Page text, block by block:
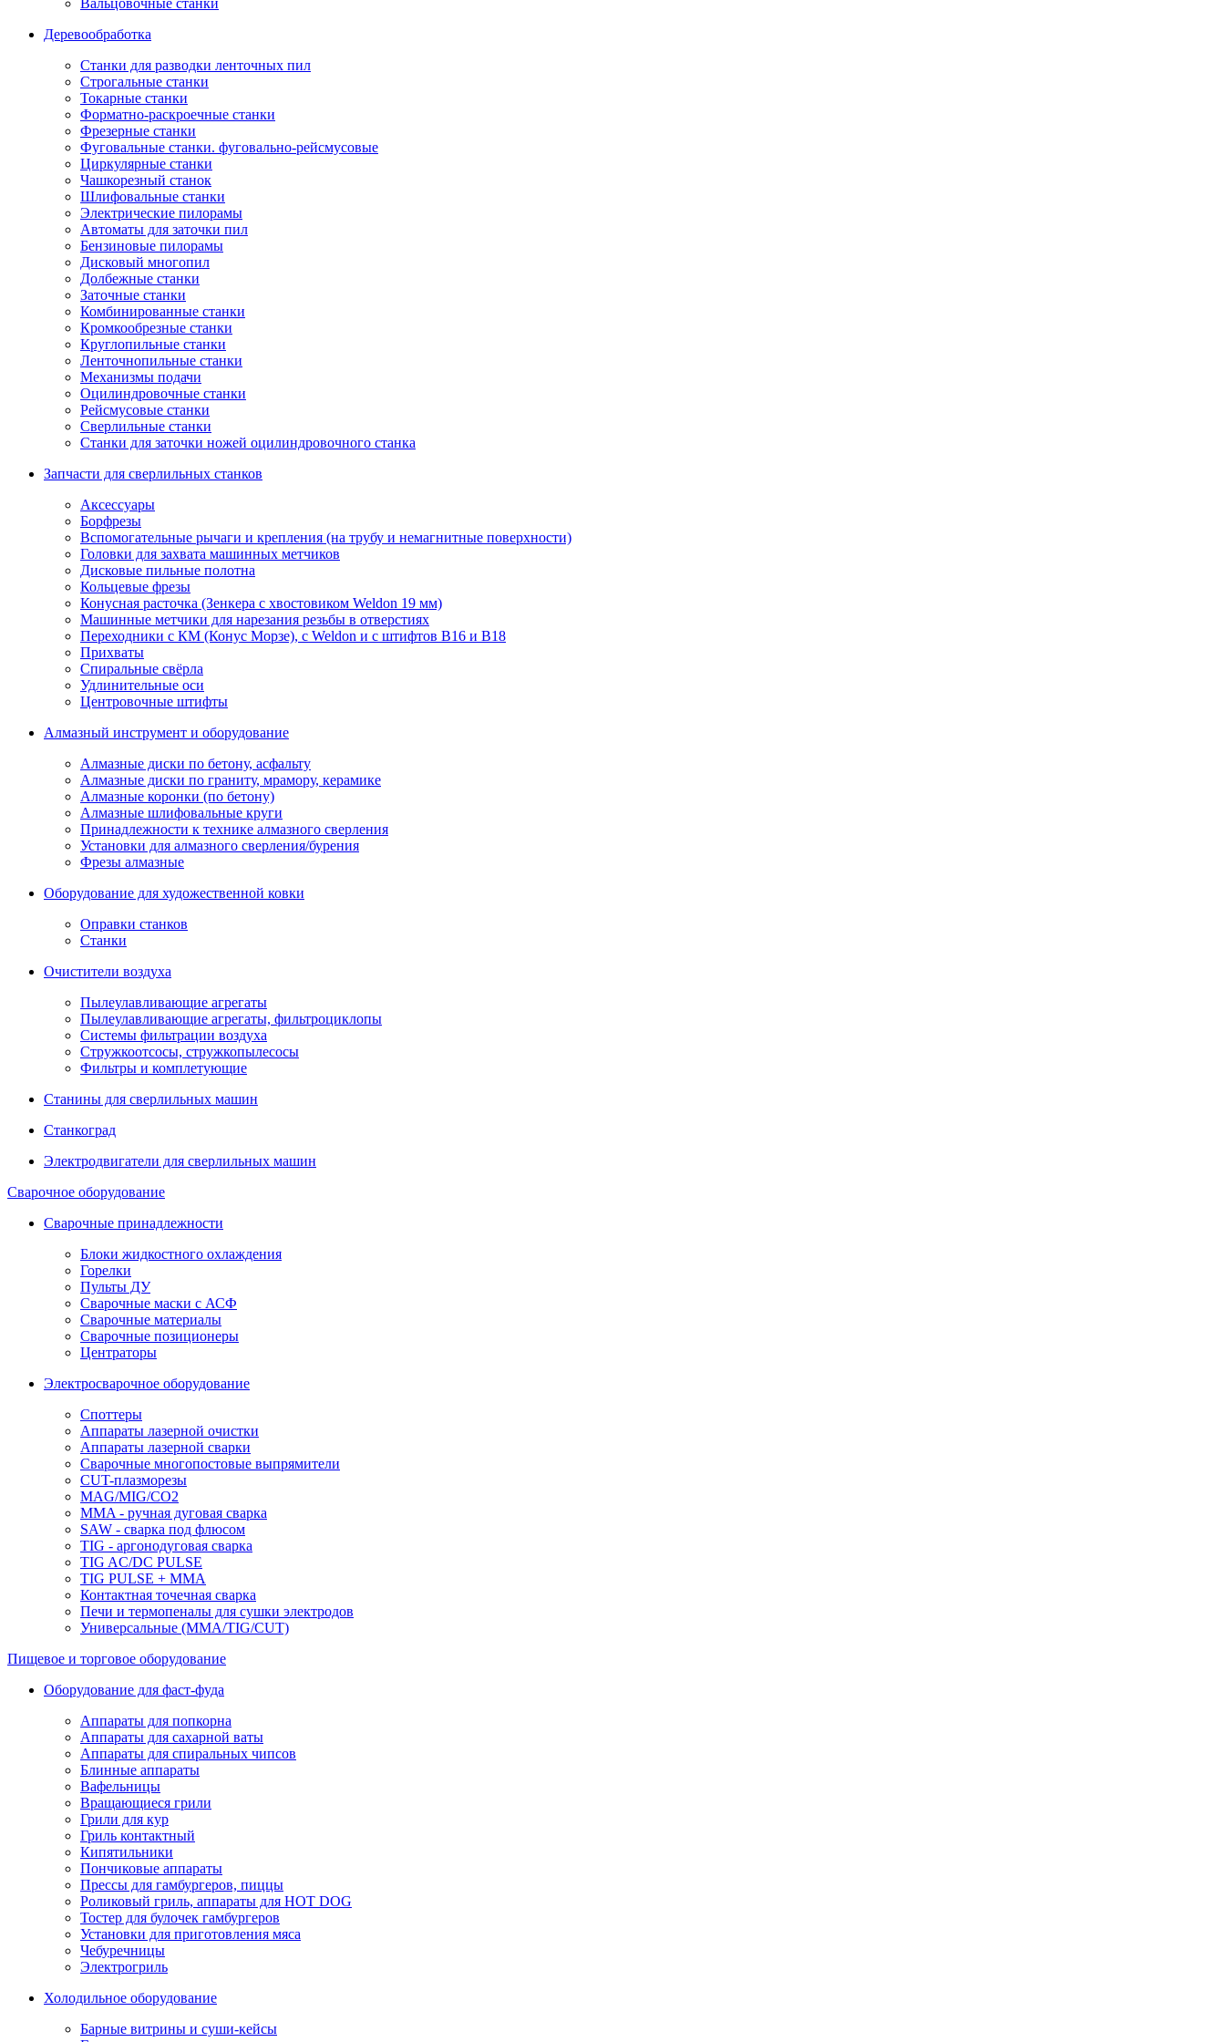
Вальцовочные станки
Деревообработка
Станки для разводки ленточных пил
Строгальные станки
Токарные станки
Форматно-раскроечные станки
Фрезерные станки
Фуговальные станки. фуговально-рейсмусовые
Циркулярные станки
Чашкорезный станок
Шлифовальные станки
Электрические пилорамы
Автоматы для заточки пил
Бензиновые пилорамы
Дисковый многопил
Долбежные станки
Заточные станки
Комбинированные станки
Кромкообрезные станки
Круглопильные станки
Ленточнопильные станки
Механизмы подачи
Оцилиндровочные станки
Рейсмусовые станки
Сверлильные станки
Станки для заточки ножей оцилиндровочного станка
Запчасти для сверлильных станков
Аксессуары
Борфрезы
Вспомогательные рычаги и крепления (на трубу и немагнитные поверхности)
Головки для захвата машинных метчиков
Дисковые пильные полотна
Кольцевые фрезы
Конусная расточка (Зенкера с хвостовиком Weldon 19 мм)
Машинные метчики для нарезания резьбы в отверстиях
Переходники с КМ (Конус Морзе), с Weldon и с штифтов В16 и В18
Прихваты
Спиральные свёрла
Удлинительные оси
Центровочные штифты
Алмазный инструмент и оборудование
Алмазные диски по бетону, асфальту
Алмазные диски по граниту, мрамору, керамике
Алмазные коронки (по бетону)
Алмазные шлифовальные круги
Принадлежности к технике алмазного сверления
Установки для алмазного сверления/бурения
Фрезы алмазные
Оборудование для художественной ковки
Оправки станков
Станки
Очистители воздуха
Пылеулавливающие агрегаты
Пылеулавливающие агрегаты, фильтроциклопы
Системы фильтрации воздуха
Стружкоотсосы, стружкопылесосы
Фильтры и комплетующие
Станины для сверлильных машин
Станкоград
Электродвигатели для сверлильных машин
Сварочное оборудование
Сварочные принадлежности
Блоки жидкостного охлаждения
Горелки
Пульты ДУ
Сварочные маски с АСФ
Сварочные материалы
Сварочные позиционеры
Центраторы
Электросварочное оборудование
Споттеры
Аппараты лазерной очистки
Аппараты лазерной сварки
Сварочные многопостовые выпрямители
CUT-плазморезы
MAG/MIG/CO2
MMA - ручная дуговая сварка
SAW - сварка под флюсом
TIG - аргонодуговая сварка
TIG AC/DC PULSE
TIG PULSE + MMA
Контактная точечная сварка
Печи и термопеналы для сушки электродов
Универсальные (MMA/TIG/CUT)
Пищевое и торговое оборудование
Оборудование для фаст-фуда
Аппараты для попкорна
Аппараты для сахарной ваты
Аппараты для спиральных чипсов
Блинные аппараты
Вафельницы
Вращающиеся грили
Грили для кур
Гриль контактный
Кипятильники
Пончиковые аппараты
Прессы для гамбургеров, пиццы
Роликовый гриль, аппараты для HOT DOG
Тостер для булочек гамбургеров
Установки для приготовления мяса
Чебуречницы
Электрогриль
Холодильное оборудование
Барные витрины и суши-кейсы